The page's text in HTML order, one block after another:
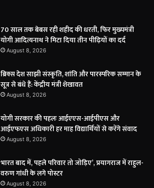
70 साल तक बेबस रही शहीद की धरती, फिर मुख्यमंत्री
योगी आदित्यनाथ ने मिटा दिया तीन पीढ़ियों का दर्द
August 8, 2026
ब्रिक्स देश साझी संस्कृति, शांति और पारस्परिक सम्मान के
सूत्र से बंधे हैं: केंद्रीय मंत्री शेखावत
August 8, 2026
योगी सरकार की पहलः आईएएस-आईपीएस और
आईएफएस अधिकारी हर माह विद्यार्थियों से करेंगे संवाद
August 8, 2026
भारत बाद में, पहले परिवार तो जोड़िए’, प्रयागराज में राहुल-
वरुण गांधी के लगे पोस्टर
August 8, 2026